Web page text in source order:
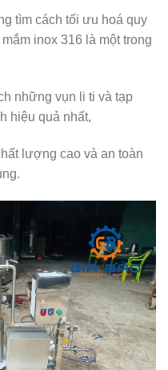
tìm cách tối ưu hoá quy
inox 316 là một trong
những vụn li ti và tạp
hiệu quả nhất,
lượng cao và an toàn